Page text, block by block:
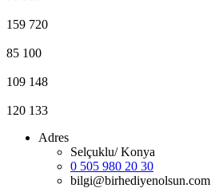
159 720
85 100
109 148
120 133
Adres
Selçuklu/ Konya
0 505 980 20 30
bilgi@birhediyenolsun.com